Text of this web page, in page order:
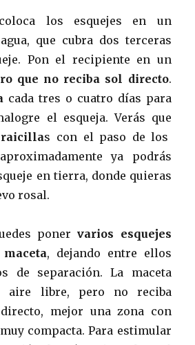
coloca los esquejes en un
que cubra dos terceras
Pon el recipiente en un
que no reciba sol directo.
cada tres o cuatro días para
el esqueja. Verás que
s con el paso de los
ya podrás
en tierra, donde quieras
rosal.
ponervarios esquejes
, dejando entre ellos
de separación. La maceta
aire libre, pero no reciba
mejor una zona con
compacta. Para estimular